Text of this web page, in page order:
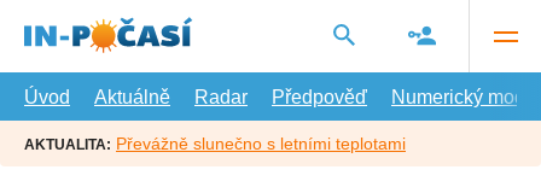
hlavní
Úvod
Aktuálně Radar Předpověď Numerický model
AKTUALITA: Převážně slunečno s letními teplotami